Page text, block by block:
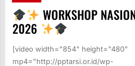
WORKSHOP
2026
[video width="854" height="480"
mp4="http://pptarsi.or.id/wp-